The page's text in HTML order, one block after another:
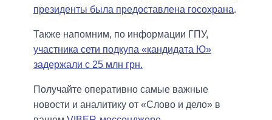
президенты была предоставлена госохрана.
Также напомним, по информации ГПУ,
участника сети подкупа «кандидата Ю»
задержали с 25 млн грн.
Получайте оперативно самые важные
новости и аналитику от «Слово и дело» в